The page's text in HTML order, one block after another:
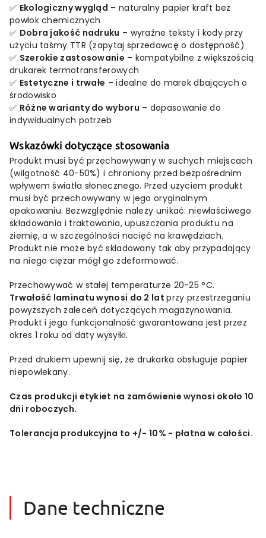
✅ Ekologiczny wygląd – naturalny papier kraft bez
powłok chemicznych
✅ Dobra jakość nadruku – wyraźne teksty i kody przy
użyciu taśmy TTR (zapytaj sprzedawcę o dostępność)
✅ Szerokie zastosowanie – kompatybilne z większością
drukarek termotransferowych
✅ Estetyczne i trwałe – idealne do marek dbających o
środowisko
✅ Różne warianty do wyboru – dopasowanie do
indywidualnych potrzeb
Wskazówki dotyczące stosowania
Produkt musi być przechowywany w suchych miejscach
(wilgotność 40-50%) i chroniony przed bezpośrednim
wpływem światła słonecznego. Przed użyciem produkt
musi być przechowywany w jego oryginalnym
opakowaniu. Bezwzględnie należy unikać: niewłaściwego
składowania i traktowania, upuszczania produktu na
ziemię, a w szczególności nacięć na krawędziach.
Produkt nie może być składowany tak aby przypadający
na niego ciężar mógł go zdeformować.
Przechowywać w stałej temperaturze 20-25 °C.
Trwałość laminatu wynosi do 2 latprzy przestrzeganiu
powyższych zaleceń dotyczących magazynowania.
Produkt i jego funkcjonalność gwarantowana jest przez
okres 1 roku od daty wysyłki.
Przed drukiem upewnij się, że drukarka obsługuje papier
niepowlekany.
Czas produkcji etykiet na zamówienie wynosi około 10
dni roboczych.
Tolerancja produkcyjna to +/-10% - płatna w całości.
Dane techniczne